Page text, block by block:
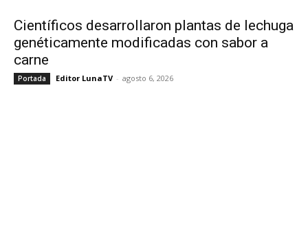
Científicos desarrollaron plantas de lechuga
genéticamente modificadas con sabor a
carne
Portada Editor LunaTV - agosto 6, 2026